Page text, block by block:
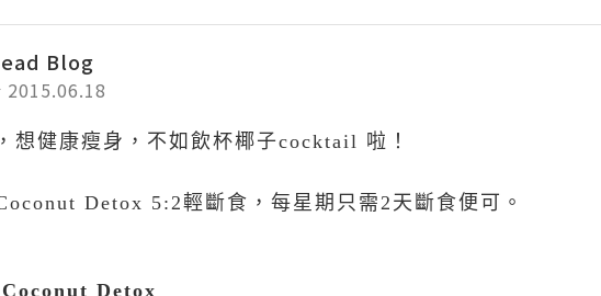
Blog
2015.06.18
想健康瘦身，不如飲杯椰子cocktail 啦！
Detox 5:2輕斷食，每星期只需2 天斷食便可。
Detox